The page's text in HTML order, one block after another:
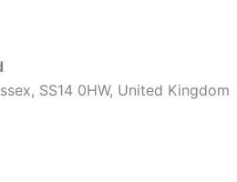
SS14 0HW, United Kingdom